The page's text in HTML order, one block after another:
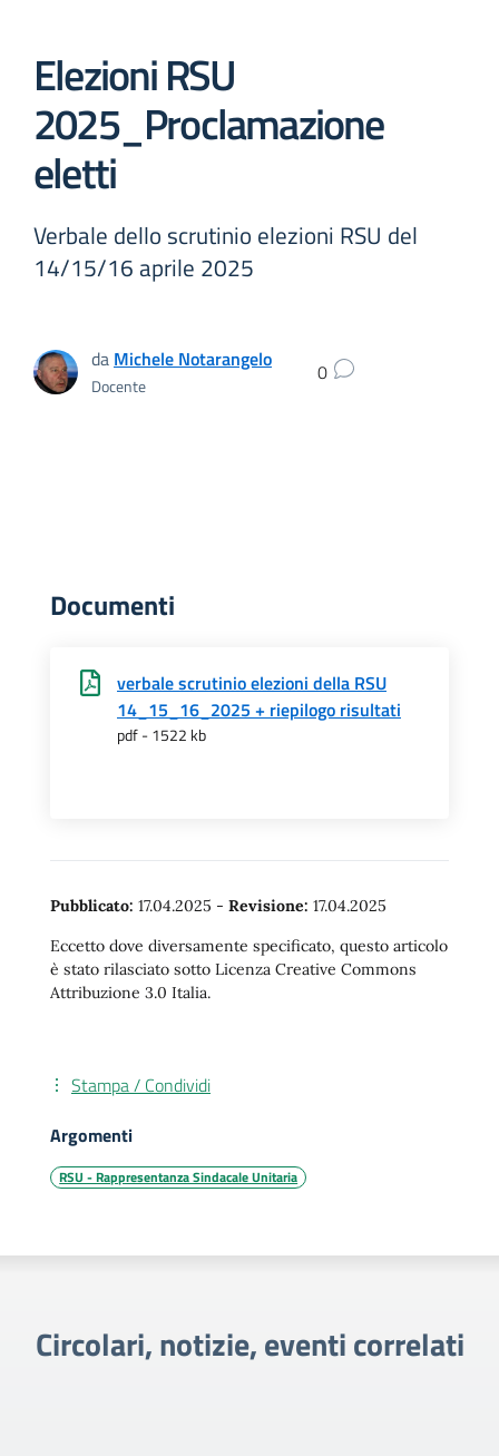
Elezioni RSU
2025_Proclamazione
eletti
Verbale dello scrutinio elezioni RSU del
14/15/16 aprile 2025
da Michele Notarangelo
Docente 0
Documenti
verbale scrutinio elezioni della RSU
14_15_16_2025 + riepilogo risultati
pdf - 1522 kb
Pubblicato: 17.04.2025 - Revisione: 17.04.2025
Eccetto dove diversamente specificato, questo articolo
è stato rilasciato sotto Licenza Creative Commons
Attribuzione 3.0 Italia.
Stampa / Condividi
Argomenti
RSU - Rappresentanza Sindacale Unitaria
Circolari, notizie, eventi correlati